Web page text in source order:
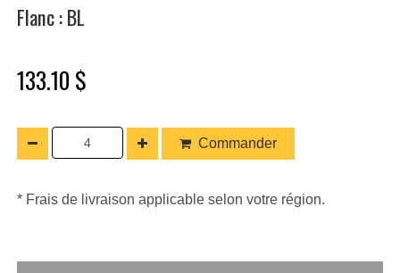
Flanc : BL
133.10 $
Commander
* Frais de livraison applicable selon votre région.